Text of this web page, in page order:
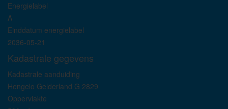
Energielabel
A
Einddatum energielabel
2036-05-21
Kadastrale gegevens
Kadastrale aanduiding
Hengelo Gelderland G 2829
Oppervlakte